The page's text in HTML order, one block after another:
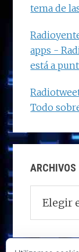
tema de
apps -
está a
Todo
ARCHIVOS